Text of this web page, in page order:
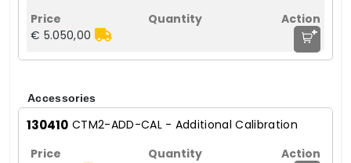
€ 5.050,00 +
Accessories
130410 CTM2-ADD-CAL - Additional Calibration